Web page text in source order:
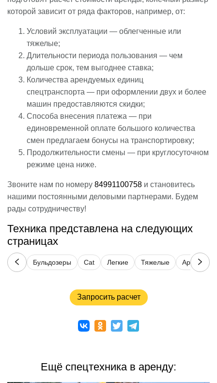
которой зависит от ряда факторов, например, от:
Условий эксплуатации — облегченные или
тяжелые;
Длительности периода пользования — чем
дольше срок, тем выгоднее ставка;
Количества арендуемых единиц
спецтранспорта — при оформлении двух и более
машин предоставляются скидки;
Способа внесения платежа — при
единовременной оплате большого количества
смен предлагаем бонусы на транспортировку;
Продолжительности смены — при круглосуточном
режиме цена ниже.
Звоните нам по номеру 84991100758 и становитесь
нашими постоянными деловыми партнерами. Будем
рады сотрудничеству!
Техника представлена на следующих
страницах
Бульдозеры Cat Легкие Тяжелые Аренда
Запросить расчет
Ещё спецтехника в аренду: